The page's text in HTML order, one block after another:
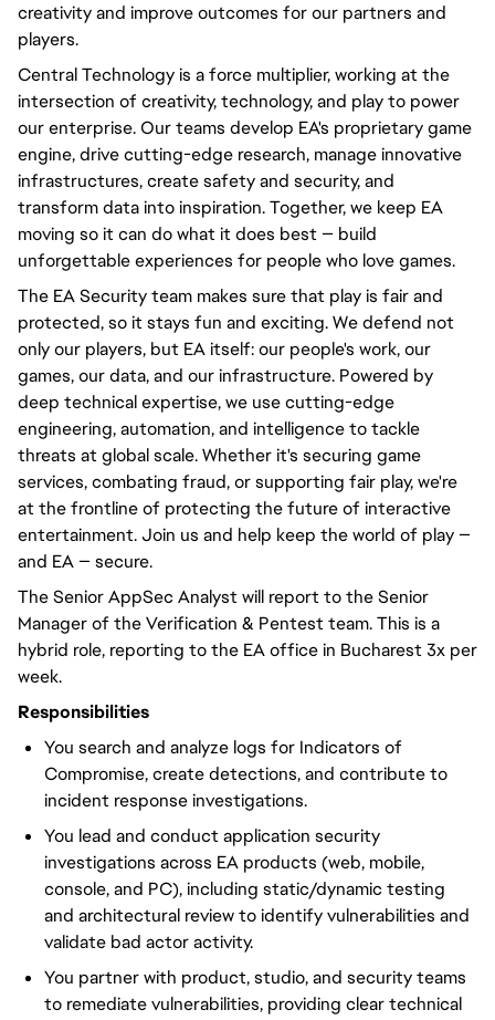
creativity and improve outcomes for our partners and
players.
Central Technology is a force multiplier, working at the
intersection of creativity, technology, and play to power
our enterprise. Our teams develop EA's proprietary game
engine, drive cutting-edge research, manage innovative
infrastructures, create safety and security, and
transform data into inspiration. Together, we keep EA
moving so it can do what it does best — build
unforgettable experiences for people who love games.
The EA Security team makes sure that play is fair and
protected, so it stays fun and exciting. We defend not
only our players, but EA itself: our people's work, our
games, our data, and our infrastructure. Powered by
deep technical expertise, we use cutting-edge
engineering, automation, and intelligence to tackle
threats at global scale. Whether it's securing game
services, combating fraud, or supporting fair play, we're
at the frontline of protecting the future of interactive
entertainment. Join us and help keep the world of play —
and EA — secure.
The Senior AppSec Analyst will report to the Senior
Manager of the Verification & Pentest team. This is a
hybrid role, reporting to the EA office in Bucharest 3x per
week.
Responsibilities
You search and analyze logs for Indicators of
Compromise, create detections, and contribute to
incident response investigations.
You lead and conduct application security
investigations across EA products (web, mobile,
console, and PC), including static/dynamic testing
and architectural review to identify vulnerabilities and
validate bad actor activity.
You partner with product, studio, and security teams
to remediate vulnerabilities, providing clear technical